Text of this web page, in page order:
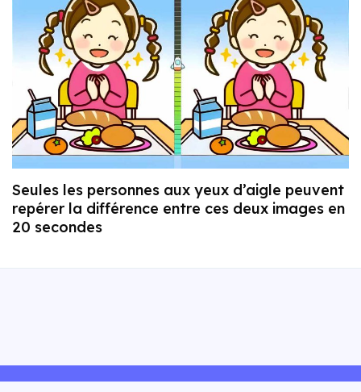
Seules les personnes aux yeux d’aigle peuvent
repérer la différence entre ces deux images en
20 secondes